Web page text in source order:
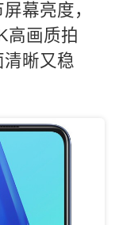
幕亮度，
高画质拍
晰又稳